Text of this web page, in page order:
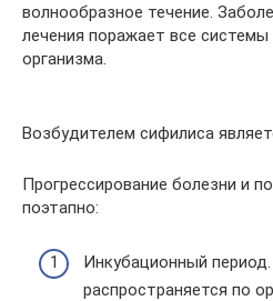
волнообразное течение.
лечения поражает все системы
организма.
Возбудителем сифилиса
Прогрессирование болезни и
поэтапно:
Инкубационный
распространяется по